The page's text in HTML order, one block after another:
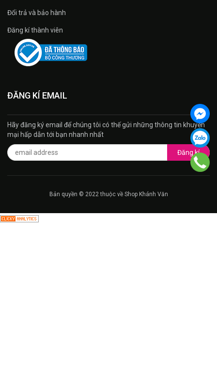
Đổi trả và bảo hành
Đăng kí thành viên
ĐĂNG KÍ EMAIL
Hãy đăng ký email để chúng tôi có thế gửi những thông tin khuyến
mại hấp dẫn tới bạn nhanh nhất
Đăng kí
Bản quyền © 2022 thuộc về Shop Khánh Văn